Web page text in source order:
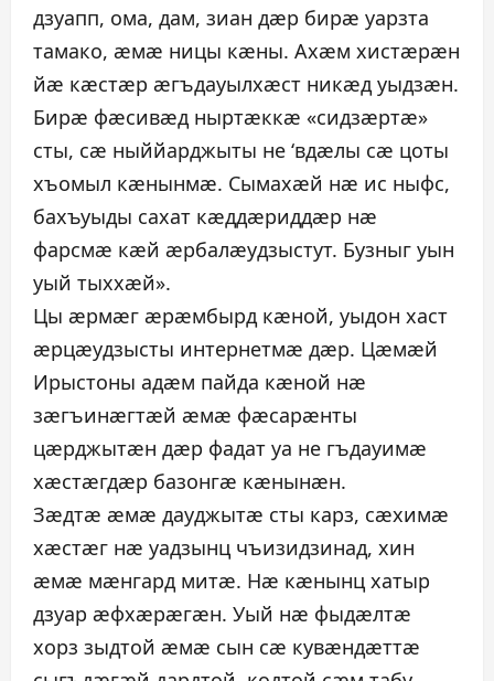
дзуапп, ома, дам, зиан дæр бирæ уарзта
тамако, æмæ ницы кæны. Ахæм хистæрæн
йæ кæстæр æгъдауылхæст никæд уыдзæн.
Бирæ фæсивæд ныртæккæ «сидзæртæ»
сты, сæ ныййарджыты не ‘вдæлы сæ цоты
хъомыл кæнынмæ. Сымахæй нæ ис ныфс,
бахъуыды сахат кæддæриддæр нæ
фарсмæ кæй æрбалæудзыстут. Бузныг уын
уый тыххæй».
Цы æрмæг æрæмбырд кæной, уыдон хаст
æрцæудзысты интернетмæ дæр. Цæмæй
Ирыстоны адæм пайда кæной нæ
зæгъинæгтæй æмæ фæсарæнты
цæрджытæн дæр фадат уа не гъдауимæ
хæстæгдæр базонгæ кæнынæн.
Зæдтæ æмæ дауджытæ сты карз, сæхимæ
хæстæг нæ уадзынц чъизидзинад, хин
æмæ мæнгард митæ. Нæ кæнынц хатыр
дзуар æфхæрæгæн. Уый нæ фыдæлтæ
хорз зыдтой æмæ сын сæ кувæндæттæ